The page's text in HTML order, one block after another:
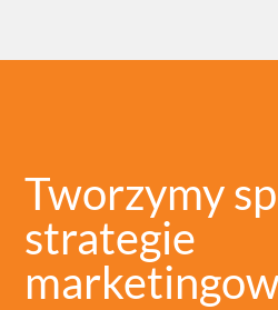
Tworzymy
strategie